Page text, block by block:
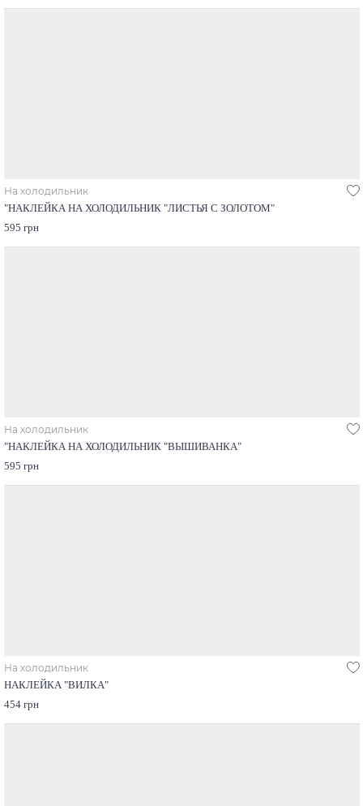
На холодильник
"НАКЛЕЙКА НА ХОЛОДИЛЬНИК "ЛИСТЬЯ С ЗОЛОТОМ"
595 грн
На холодильник
"НАКЛЕЙКА НА ХОЛОДИЛЬНИК "ВЫШИВАНКА"
595 грн
На холодильник
НАКЛЕЙКА "ВИЛКА"
454 грн